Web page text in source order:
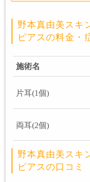
野本真由美スキ
ピアスの料金・
施術名
片耳(1個)
両耳(2個)
野本真由美スキ
ピアスの口コミ